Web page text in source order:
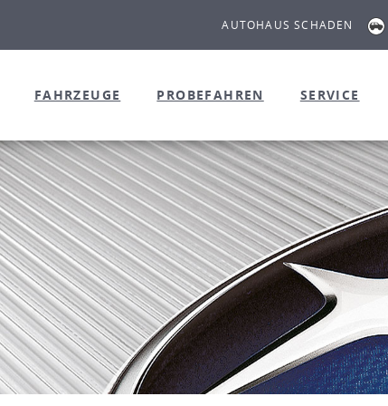
AUTOHAUS SCHADEN
FAHRZEUGE PROBEFAHREN SERVICE